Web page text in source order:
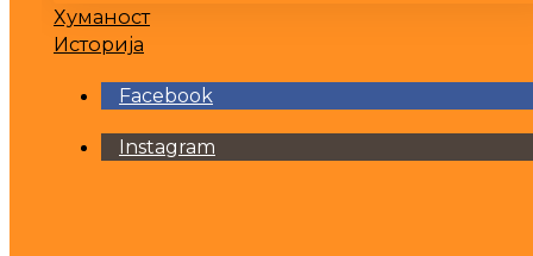
Хуманост
Историја
Facebook
Instagram